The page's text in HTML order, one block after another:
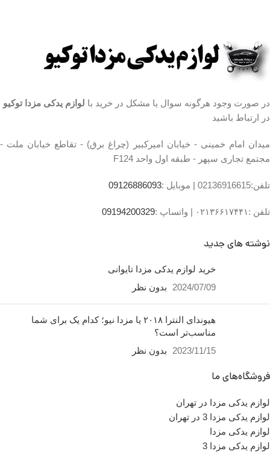
مشخصات طبق جلو مزدا ۳
محل نصب:جلوبندی
تعداد در بسته بندی:1 عدد
مشخصات رینگ مزدا
تعداد در بسته‌بندی۴
جنس کالاآلیاژ آلومینیوم
در صورت وجود هرگونه سوال یا مشکل در خرید با لوازم یدکی مزدا توکیو
در ارتباط باشید
میدان امام خمینی - خیابان امیرکبیر (چراغ برق) - تقاطع خیابان ملت -
مجتمع تجاری سپهر - طبقه اول واحد F124
تلفن:02136916615 | موبایل :09126886093
تلفن :۰۲۱۳۶۶۱۷۴۴۱ | واتساپ :09194200329
نوشته های جدید
خرید لوازم یدکی مزدا تایوانی
2024/07/09
بدون نظر
هیوندای النترا ۲۰۱۸ یا مزدا نیو؛ کدام یک برای شما
مناسب‌تر است؟
2023/11/15
بدون نظر
فروشگاه‌های ما
لوازم یدکی مزدا در تهران
لوازم یدکی مزدا 3 در تهران
لوازم یدکی مزدا
لوازم یدکی مزدا 3